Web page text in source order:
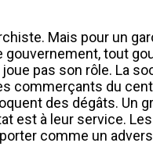
Mais pour un
gouvernement, tout
pas son rôle. La
commerçants du
des dégâts. Un
est à leur service.
comme un